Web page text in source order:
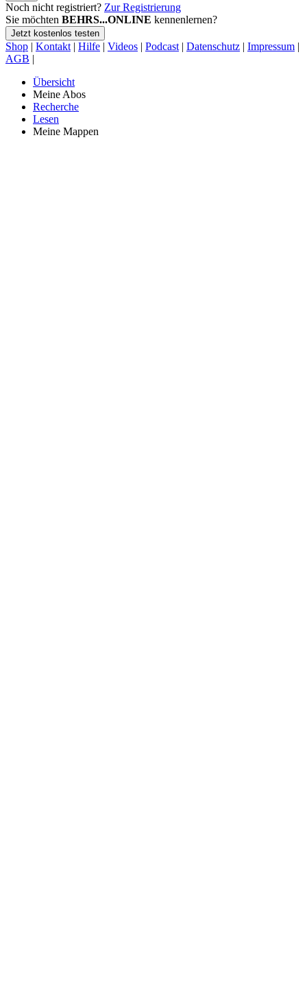
Noch nicht registriert? Zur Registrierung
Sie möchten BEHRS...ONLINE kennenlernen?
Jetzt kostenlos testen
Shop | Kontakt | Hilfe | Videos | Podcast | Datenschutz | Impressum |
AGB |
Übersicht
Meine Abos
Recherche
Lesen
Meine Mappen